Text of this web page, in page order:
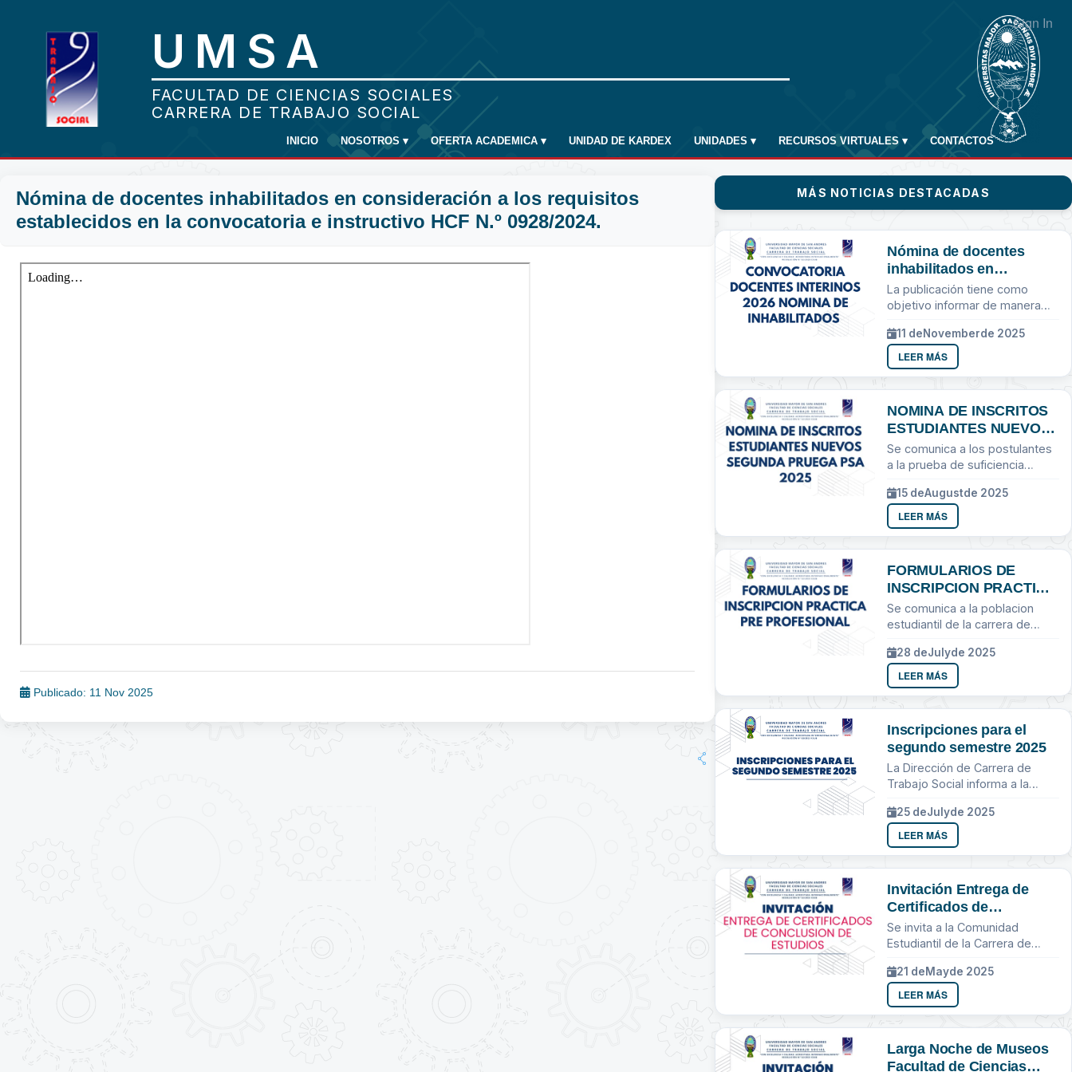
Sign In
INICIO NOSOTROS ▾ OFERTA ACADEMICA ▾ UNIDAD DE KARDEX UNIDADES ▾ RECURSOS VIRTUALES ▾ CONTACTOS
Nómina de docentes inhabilitados en consideración a los requisitos
establecidos en la convocatoria e instructivo HCF N.º 0928/2024.
Publicado: 11 Nov 2025
MÁS NOTICIAS DESTACADAS
Nómina de docentes
inhabilitados en
consideración a los
requisitos establecidos
instructivo HCF N.º
0928/2024.
La publicación tiene como
objetivo informar de manera
resultados de la convocatoria
de docentes interinos para la
gestión...
11 deNovemberde 2025
LEER MÁS
NOMINA DE INSCRITOS
ESTUDIANTES NUEVOS
SEGUNDA PRUEGA PSA
2025
Se comunica a los postulantes
a la prueba de suficiencia
15 deAugustde 2025
LEER MÁS
FORMULARIOS DE
INSCRIPCION PRACTICA
PRE PROFESIONAL
Se comunica a la poblacion
estudiantil de la carrera de
28 deJulyde 2025
LEER MÁS
Inscripciones para el
segundo semestre 2025
La Dirección de Carrera de
Trabajo Social informa a la
inscripciones para el segundo
semestre 2025 se realizaran...
25 deJulyde 2025
LEER MÁS
Invitación Entrega de
Certificados de
Conclusion de Estudios
Se invita a la Comunidad
Estudiantil de la Carrera de
21 deMayde 2025
LEER MÁS
Larga Noche de Museos
Facultad de Ciencias